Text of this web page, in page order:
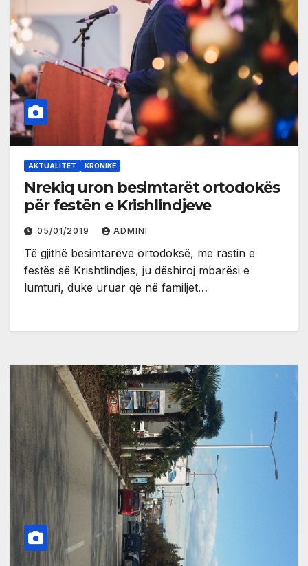
AKTUALITET KRONIKË
Nrekiq uron besimtarët ortodokës
për festën e Krishlindjeve
05/01/2019 ADMINI
Të gjithë besimtarëve ortodoksë, me rastin e
festës së Krishtlindjes, ju dëshiroj mbarësi e
lumturi, duke uruar që në familjet…